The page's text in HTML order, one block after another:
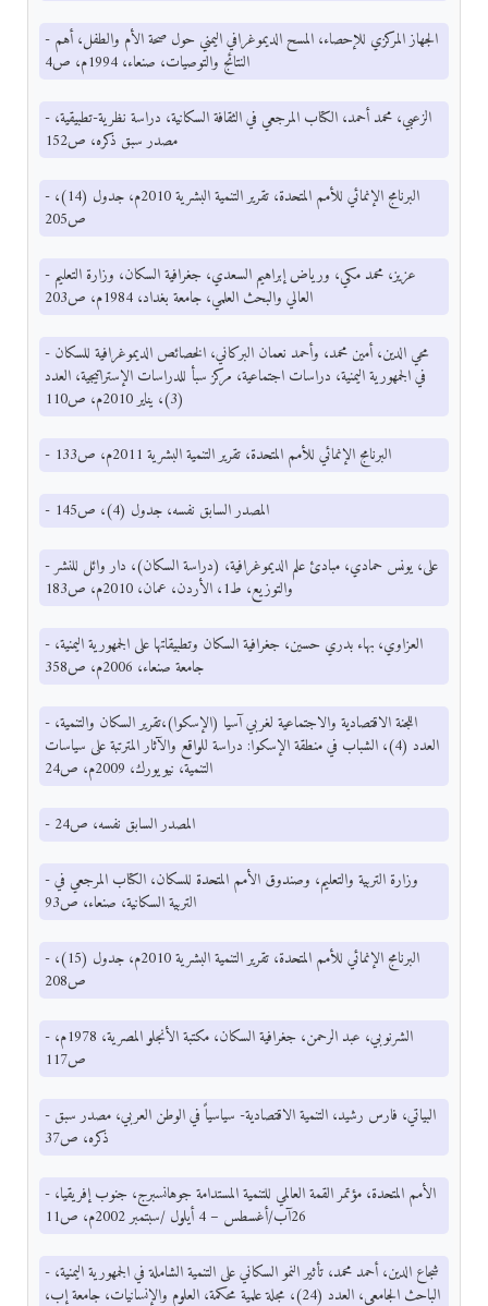
- الجهاز المركزي للإحصاء، المسح الديموغرافي اليمني حول صحة الأم والطفل، أهم
النتائج والتوصيات، صنعاء، 1994م، ص4
- الزعبي، محمد أحمد، الكتاب المرجعي في الثقافة السكانية، دراسة نظرية-تطبيقية،
مصدر سبق ذكره، ص152
- البرنامج الإنمائي للأمم المتحدة، تقرير التنمية البشرية 2010م، جدول (14)،
ص205
- عزيز، محمد مكي، ورياض إبراهيم السعدي، جغرافية السكان، وزارة التعليم
العالي والبحث العلمي، جامعة بغداد، 1984م، ص203
- محي الدين، أمين محمد، وأحمد نعمان البركاني، الخصائص الديموغرافية للسكان
في الجمهورية اليمنية، دراسات اجتماعية، مركز سبأ للدراسات الإستراتيجية، العدد
(3)، يناير 2010م، ص110
- البرنامج الإنمائي للأمم المتحدة، تقرير التنمية البشرية 2011م، ص133
- المصدر السابق نفسه، جدول (4)، ص145
- على، يونس حمادي، مبادئ علم الديموغرافية، (دراسة السكان)، دار وائل للنشر
والتوزيع، ط1، الأردن، عمان، 2010م، ص183
- العزاوي، بهاء بدري حسين، جغرافية السكان وتطبيقاتها على الجمهورية اليمنية،
جامعة صنعاء، 2006م، ص358
- اللجنة الاقتصادية والاجتماعية لغربي آسيا (الإسكوا)،تقرير السكان والتنمية،
العدد (4)، الشباب في منطقة الإسكوا: دراسة للواقع والآثار المترتبة على سياسات
التنمية، نيويورك، 2009م، ص24
- المصدر السابق نفسه، ص24
- وزارة التربية والتعليم، وصندوق الأمم المتحدة للسكان، الكتاب المرجعي في
التربية السكانية، صنعاء، ص93
- البرنامج الإنمائي للأمم المتحدة، تقرير التنمية البشرية 2010م، جدول (15)،
ص208
- الشرنوبي، عبد الرحمن، جغرافية السكان، مكتبة الأنجلو المصرية، 1978م،
ص117
- البياتي، فارس رشيد، التنمية الاقتصادية- سياسياً في الوطن العربي، مصدر سبق
ذكره، ص37
- الأمم المتحدة، مؤتمر القمة العالمي للتنمية المستدامة جوهانسبرج، جنوب إفريقيا،
26آب/أغسطس – 4 أيلول /سبتمبر 2002م، ص11
- شجاع الدين، أحمد محمد، تأثير النمو السكاني على التنمية الشاملة في الجمهورية اليمنية،
الباحث الجامعي، العدد (24)، مجلة علمية محكمة، العلوم والإنسانيات، جامعة إب،